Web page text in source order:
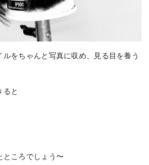
ルをちゃんと写真に収め、見る目を養う
ると
ところでしょう〜